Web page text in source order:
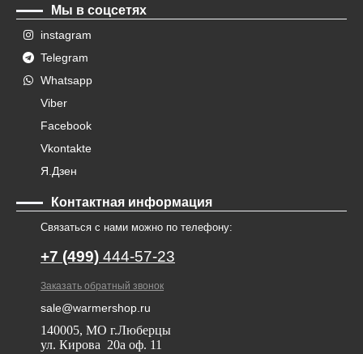
Мы в соцсетях
instagram
Telegram
Whatsapp
Viber
Facebook
Vkontakte
Я.Дзен
Контактная информация
Связаться с нами можно по телефону:
+7 (499) 444-57-23
Заказать обратный звонок
sale@warmershop.ru
140005, МО г.Люберцы
ул. Кирова 20а оф. 11